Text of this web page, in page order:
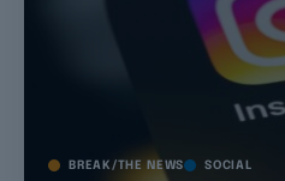
BREAK/THE NEWS SOCIAL